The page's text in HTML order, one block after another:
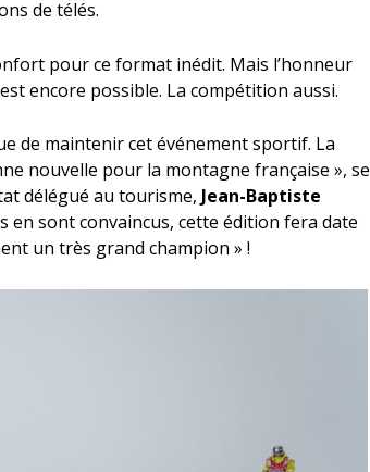
de télés.
pour ce format inédit. Mais l’honneur
encore possible. La compétition aussi.
de maintenir cet événement sportif. La
nouvelle pour la montagne française », se
délégué au tourisme, Jean-Baptiste
en sont convaincus, cette édition fera date
un très grand champion » !